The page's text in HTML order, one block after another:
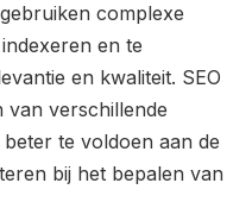
complexe
en te
en kwaliteit. SEO
van verschillende
te voldoen aan de
bij het bepalen van